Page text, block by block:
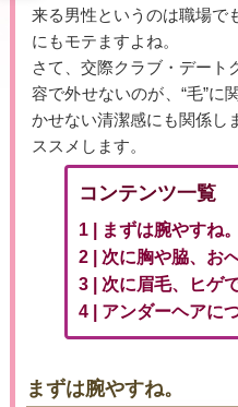
来る男性というのは職場で
にもモテますよね。
さて、交際クラブ・デート
容で外せないのが、“毛”に
かせない清潔感にも関係し
ススメします。
コンテンツ一覧
まずは腕やすね。
次に胸や脇、お
次に眉毛、ヒゲで
アンダーヘアに
まずは腕やすね。